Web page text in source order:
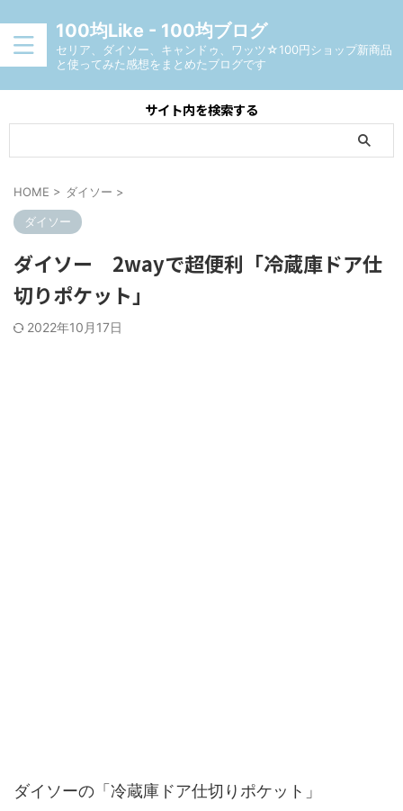
100均Like - 100均ブログ
セリア、ダイソー、キャンドゥ、ワッツ☆100円ショップ新商品
と使ってみた感想をまとめたブログです
サイト内を検索する
HOME > ダイソー >
ダイソー
ダイソー 2wayで超便利「冷蔵庫ドア仕
切りポケット」
2022年10月17日
ダイソーの「冷蔵庫ドア仕切りポケット」